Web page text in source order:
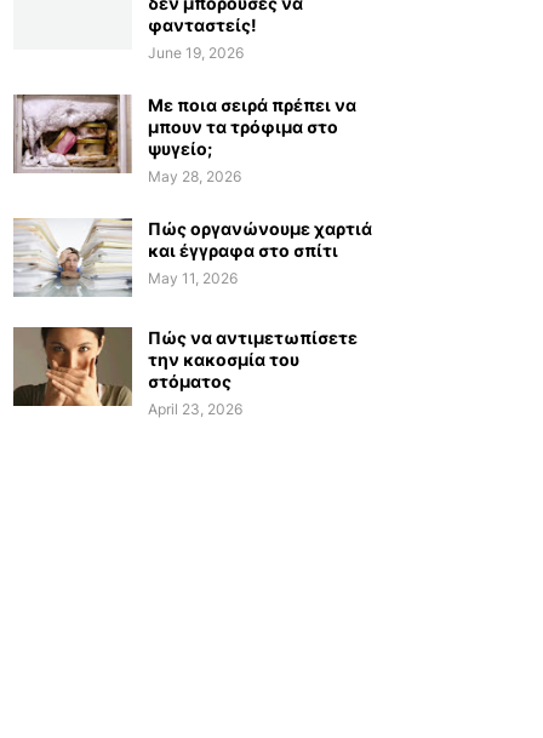
φανταστείς!
June 19, 2026
Με ποια σειρά πρέπει να
μπουν τα τρόφιμα στο
ψυγείο;
May 28, 2026
Πώς οργανώνουμε χαρτιά
και έγγραφα στο σπίτι
May 11, 2026
Πώς να αντιμετωπίσετε
την κακοσμία του
στόματος
April 23, 2026